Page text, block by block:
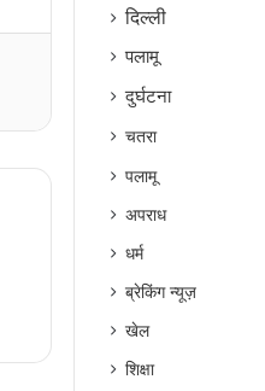
दिल्‍ली
पलामू
दुर्घटना
चतरा
पलामू
अपराध
धर्म
ब्रेकिंग न्यूज़
खेल
शिक्षा